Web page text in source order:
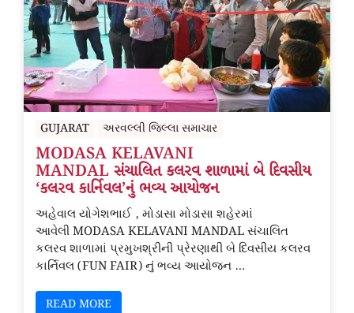
GUJARAT અરવલ્લી જિલ્લા સમાચાર
MODASA KELAVANI
MANDAL સંચાલિત કલરવ શાળામાં બે દિવસીય
‘કલરવ કાર્નિવલ’નું ભવ્ય આયોજન
અહેવાલ યોગેશભાઈ , મોડાસા મોડાસા શહેરમાં
આવેલી MODASA KELAVANI MANDAL સંચાલિત
કલરવ શાળામાં પ્રમુખશ્રીની પ્રેરણાથી બે દિવસીય કલરવ
કાર્નિવલ (FUN FAIR) નું ભવ્ય આયોજન …
READ MORE